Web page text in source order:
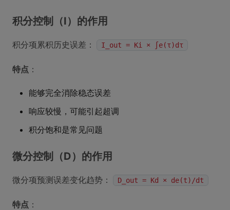
积分控制（I）的作用
积分项累积历史误差： I_out = Ki × ∫e(τ)dτ
特点 ：
能够完全消除稳态误差
响应较慢，可能引起超调
积分饱和是常见问题
微分控制（D）的作用
微分项预测误差变化趋势： D_out = Kd × de(t)/dt
特点 ：